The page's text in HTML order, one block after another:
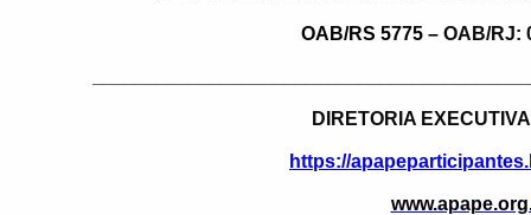
OAB/RS 5775 – OAB/RJ:
DIRETORIA
https://